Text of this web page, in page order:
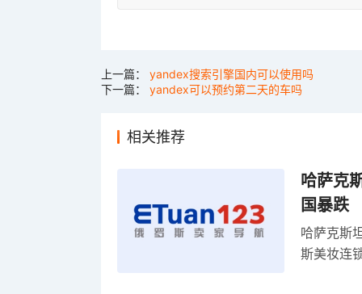
上一篇： yandex搜索引擎国内可以使用吗
下一篇： yandex可以预约第二天的车吗
相关推荐
哈萨克
国暴跌
哈萨克斯
斯美妆连